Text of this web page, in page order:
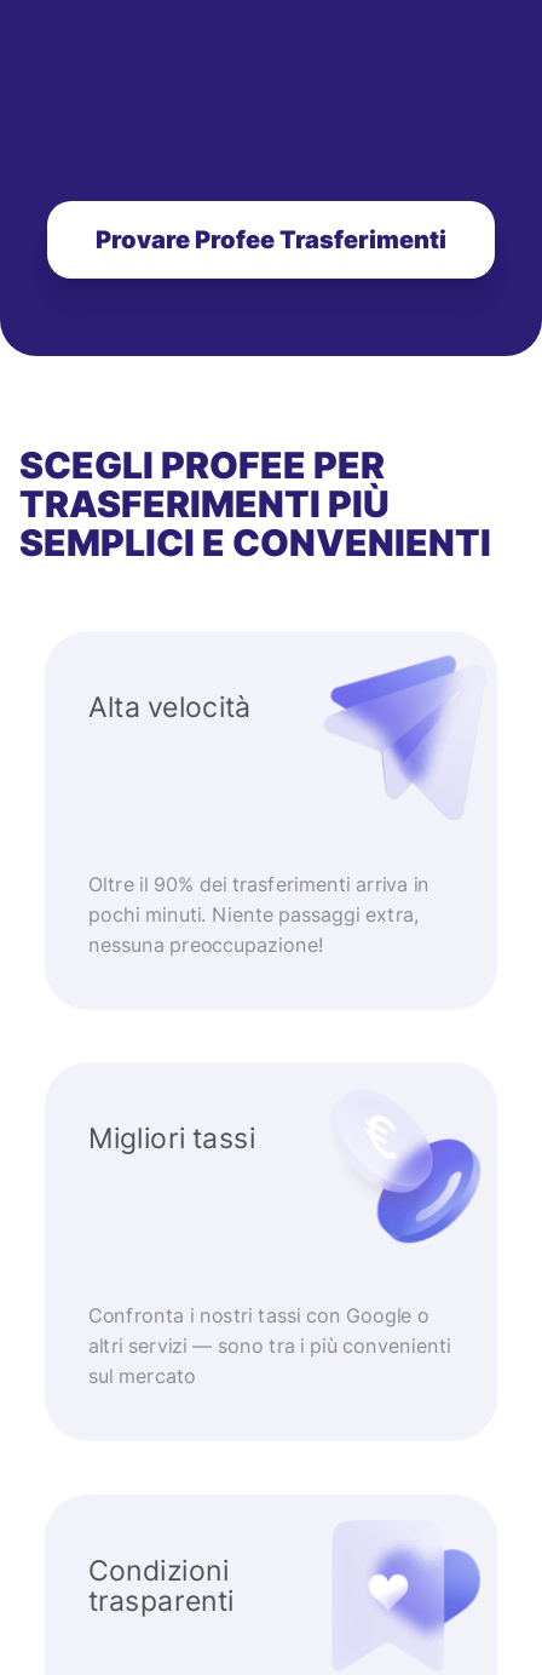
Provare Profee Trasferimenti
SCEGLI PROFEE PER
TRASFERIMENTI PIÙ
SEMPLICI E CONVENIENTI
Alta velocità
Oltre il 90% dei trasferimenti arriva in
pochi minuti. Niente passaggi extra,
nessuna preoccupazione!
Migliori tassi
Confronta i nostri tassi con Google o
altri servizi — sono tra i più convenienti
sul mercato
Condizioni
trasparenti